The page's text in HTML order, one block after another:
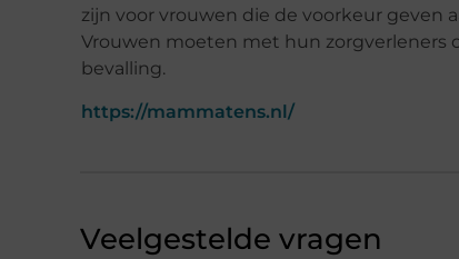
zijn voor vrouwen die de voorkeur geven
Vrouwen moeten met hun zorgverleners
bevalling.
https://mammatens.nl/
Veelgestelde vragen